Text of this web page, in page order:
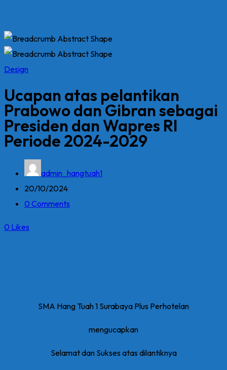
Design
Ucapan atas pelantikan
Prabowo dan Gibran sebagai
Presiden dan Wapres RI
Periode 2024-2029
admin_hangtuah1
20/10/2024
0 Comments
0 Likes
SMA Hang Tuah 1 Surabaya Plus Perhotelan
mengucapkan
Selamat dan Sukses atas dilantiknya